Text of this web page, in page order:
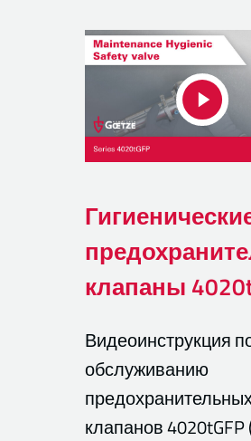
клапаны
Видеоинструкция
обслуживанию
клапанов 4020tGFP